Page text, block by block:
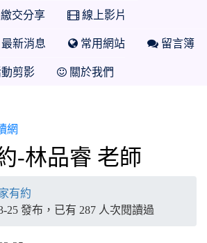
交分享 線上影片
最新消息 常用網站 留言簿
剪影 關於我們
-林品睿 老師
有約
25 發布，已有 287 人次閱讀過